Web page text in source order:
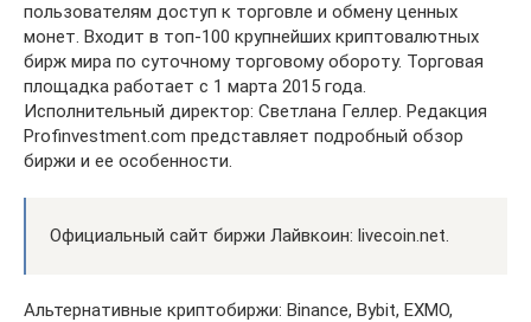
пользователям доступ к торговле и обмену ценных
монет. Входит в топ-100 крупнейших криптовалютных
бирж мира по суточному торговому обороту. Торговая
площадка работает с 1 марта 2015 года.
Исполнительный директор: Светлана Геллер. Редакция
Profinvestment.com представляет подробный обзор
биржи и ее особенности.
Официальный сайт биржи Лайвкоин: livecoin.net.
Альтернативные криптобиржи: Binance, Bybit, EXMO,